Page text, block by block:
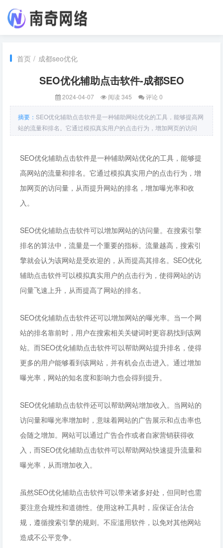
首页 / 成都seo优化
SEO优化辅助点击软件-成都SEO
2024-04-07 阅读 345 评论 0
摘要： SEO优化辅助点击软件是一种辅助网站优化的工具，能够提高网
站的流量和排名。它通过模拟真实用户的点击行为，增加网页的访问
量，从而提升网站的排名，增加曝光率和收入。SEO优化辅助点击软件
指标。流量越高，搜
SEO优化辅助点击软件是一种辅助网站优化的工具，能够提
高网站的流量和排名。它通过模拟真实用户的点击行为，增
加网页的访问量，从而提升网站的排名，增加曝光率和收
入。
SEO优化辅助点击软件可以增加网站的访问量。在搜索引擎
排名的算法中，流量是一个重要的指标。流量越高，搜索引
擎就会认为该网站是受欢迎的，从而提高其排名。SEO优化
辅助点击软件可以模拟真实用户的点击行为，使得网站的访
问量飞速上升，从而提高了网站的排名。
SEO优化辅助点击软件还可以增加网站的曝光率。当一个网
站的排名靠前时，用户在搜索相关关键词时更容易找到该网
站。而SEO优化辅助点击软件可以帮助网站提升排名，使得
更多的用户能够看到该网站，并有机会点击进入。通过增加
曝光率，网站的知名度和影响力也会得到提升。
SEO优化辅助点击软件还可以帮助网站增加收入。当网站的
访问量和曝光率增加时，意味着网站的广告展示和点击率也
会随之增加。网站可以通过广告合作或者自家营销获得收
入，而SEO优化辅助点击软件可以帮助网站快速提升流量和
曝光率，从而增加收入。
虽然SEO优化辅助点击软件可以带来诸多好处，但同时也需
要注意合规性和道德性。使用这种工具时，应保证合法合
规，遵循搜索引擎的规则。不应滥用软件，以免对其他网站
造成不公平竞争。